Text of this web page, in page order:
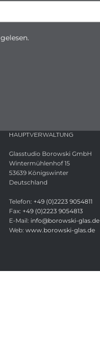
gelesen.
HAUPTVERWALTUNG
Glasstudio Borowski GmbH
Wintermühlenhof 15
53639 Königswinter
Deutschland
Telefon: +49 (0)2223 9054811
Fax: +49 (0)2223 9054813
E-Mail: info@borowski-glas.de
Web: www.borowski-glas.de